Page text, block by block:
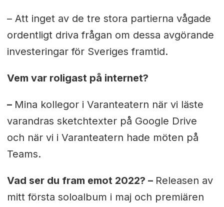
– Att inget av de tre stora partierna vågade
ordentligt driva frågan om dessa avgörande
investeringar för Sveriges framtid.
Vem var roligast på internet?
– Mina kollegor i Varanteatern när vi läste
varandras sketchtexter på Google Drive
och när vi i Varanteatern hade möten på
Teams.
Vad ser du fram emot 2022? – Releasen av
mitt första soloalbum i maj och premiären